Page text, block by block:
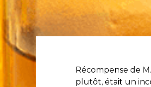
Récompense de
plutôt, était un